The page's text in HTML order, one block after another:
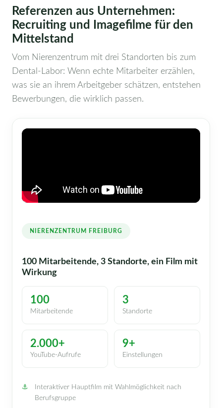
Referenzen aus Unternehmen:
Recruiting und Imagefilme für den
Mittelstand
Vom Nierenzentrum mit drei Standorten bis zum
Dental-Labor: Wenn echte Mitarbeiter erzählen,
was sie an ihrem Arbeitgeber schätzen, entstehen
Bewerbungen, die wirklich passen.
NIERENZENTRUM FREIBURG
100 Mitarbeitende, 3 Standorte, ein Film mit
Wirkung
100
Mitarbeitende
3
Standorte
2.000+
YouTube-Aufrufe
9+
Einstellungen
Interaktiver Hauptfilm mit Wahlmöglichkeit nach
Berufsgruppe